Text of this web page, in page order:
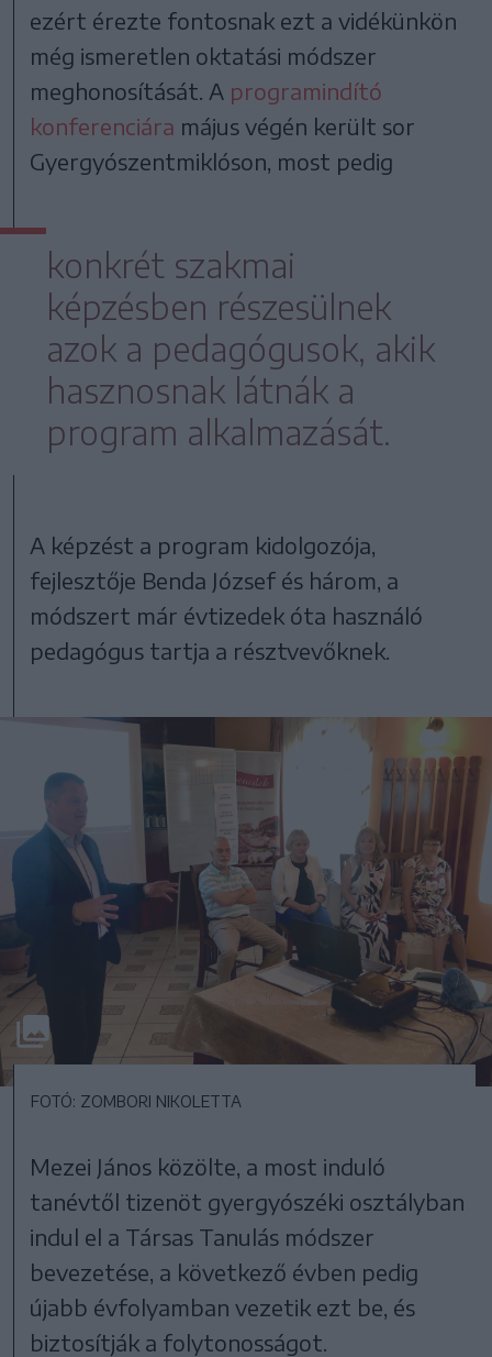
ezért érezte fontosnak ezt a vidékünkön
még ismeretlen oktatási módszer
meghonosítását. A programindító
konferenciára május végén került sor
Gyergyószentmiklóson, most pedig
konkrét szakmai
képzésben részesülnek
azok a pedagógusok, akik
hasznosnak látnák a
program alkalmazását.
A képzést a program kidolgozója,
fejlesztője Benda József és három, a
módszert már évtizedek óta használó
pedagógus tartja a résztvevőknek.
FOTÓ: ZOMBORI NIKOLETTA
Mezei János közölte, a most induló
tanévtől tizenöt gyergyószéki osztályban
indul el a Társas Tanulás módszer
bevezetése, a következő évben pedig
újabb évfolyamban vezetik ezt be, és
biztosítják a folytonosságot.